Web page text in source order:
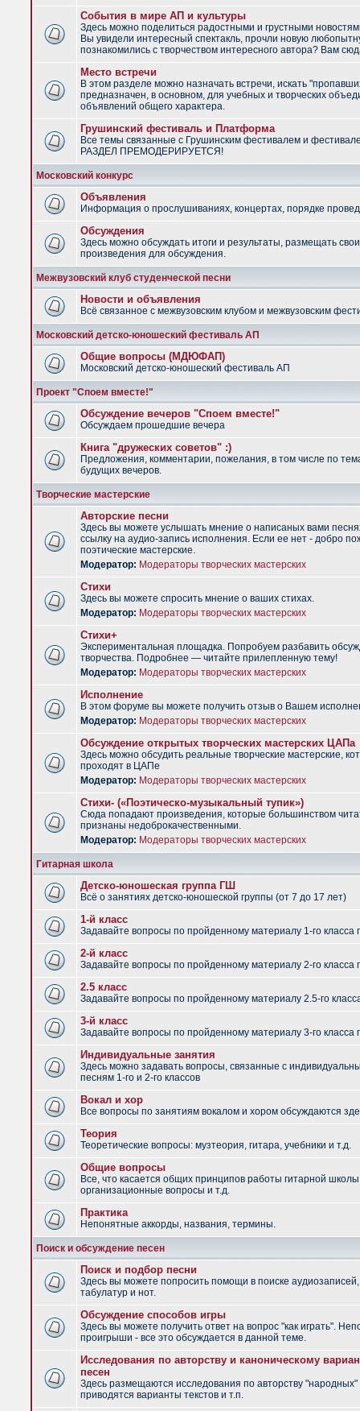
События в мире АП и культуры
Здесь можно поделиться радостными и грустными
Вы увидели интересный спектакль, прочли новую
познакомились с творчеством интересного автора? Вам
Место встречи
В этом разделе можно назначать встречи, искать
предназначен, в основном, для учебных и творческих
объявлений общего характера.
Грушинский фестиваль и Платформа
Все темы связанные с Грушинским фестивалем и
РАЗДЕЛ ПРЕМОДЕРИРУЕТСЯ!
Московский конкурс
Объявления
Информация о прослушиваниях, концертах, порядке
Обсуждения
Здесь можно обсуждать итоги и результаты, размещать
произведения для обсуждения.
Межвузовский клуб студенческой песни
Новости и объявления
Всё связанное с межвузовским клубом и межвузовским
Московский детско-юношеский фестиваль АП
Общие вопросы (МДЮФАП)
Московский детско-юношеский фестиваль АП
Проект "Споем вместе!"
Обсуждение вечеров "Споем вместе!"
Обсуждаем прошедшие вечера
Книга "дружеских советов" :)
Предложения, комментарии, пожелания, в том числе по
будущих вечеров.
Творческие мастерские
Авторские песни
Здесь вы можете услышать мнение о написаных вами
ссылку на аудио-запись исполнения. Если ее нет - добро
поэтические мастерские.
Модератор: Модераторы творческих мастерских
Стихи
Здесь вы можете спросить мнение о ваших стихах.
Модератор: Модераторы творческих мастерских
Стихи+
Экспериментальная площадка. Попробуем разбавить
творчества. Подробнее — читайте прилепленную тему!
Модератор: Модераторы творческих мастерских
Исполнение
В этом форуме вы можете получить отзыв о Вашем
Модератор: Модераторы творческих мастерских
Обсуждение открытых творческих мастерских ЦАПа
Здесь можно обсудить реальные творческие мастерские,
проходят в ЦАПе
Модератор: Модераторы творческих мастерских
Стихи- («Поэтическо-музыкальный тупик»)
Сюда попадают произведения, которые большинством
признаны недоброкачественными.
Модератор: Модераторы творческих мастерских
Гитарная школа
Детско-юношеская группа ГШ
Всё о занятиях детско-юношеской группы (от 7 до 17 лет)
1-й класс
Задавайте вопросы по пройденному материалу 1-го класса
2-й класс
Задавайте вопросы по пройденному материалу 2-го класса
2.5 класс
Задавайте вопросы по пройденному материалу 2.5-го
3-й класс
Задавайте вопросы по пройденному материалу 3-го класса
Индивидуальные занятия
Здесь можно задавать вопросы, связанные с
песням 1-го и 2-го классов
Вокал и хор
Все вопросы по занятиям вокалом и хором обсуждаются
Теория
Теоретические вопросы: музтеория, гитара, учебники и т.д.
Общие вопросы
Все, что касается общих принципов работы гитарной
организационные вопросы и т.д.
Практика
Непонятные аккорды, названия, термины.
Поиск и обсуждение песен
Поиск и подбор песни
Здесь вы можете попросить помощи в поиске аудиозаписей,
табулатур и нот.
Обсуждение способов игры
Здесь вы можете получить ответ на вопрос "как играть".
проигрыши - все это обсуждается в данной теме.
Исследования по авторству и каноническому
песен
Здесь размещаются исследования по авторству "народных"
приводятся варианты текстов и т.п.